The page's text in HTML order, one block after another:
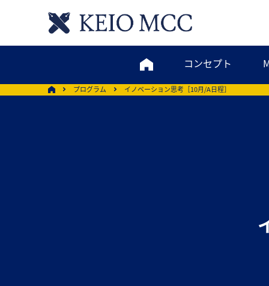
コンセプト
プログラム イノベーション思考 ［10月/A日程］